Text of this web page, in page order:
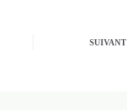
SUIVANT